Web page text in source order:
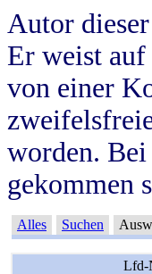
Autor
Er weist
von einer
worden.
gekommen
Alles Suchen
Lfd-